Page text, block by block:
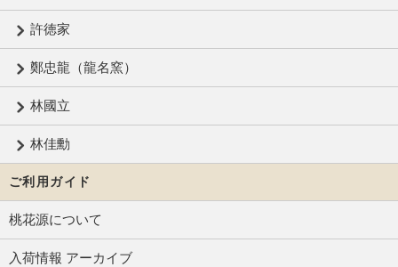
許徳家
鄭忠龍（龍名窯）
林國立
林佳勳
ご利用ガイド
桃花源について
入荷情報 アーカイブ